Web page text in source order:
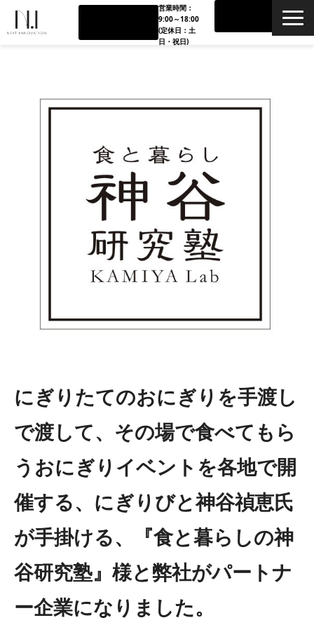
営業時間：
9:00～18:00
(定休日：土
日・祝日)
スポーツ•エンタメ支援
ブランドグロース支援
にぎりたてのおにぎりを手渡し
で渡して、その場で食べてもら
うおにぎりイベントを各地で開
催する、にぎりびと神谷禎恵氏
が手掛ける、『食と暮らしの神
谷研究塾』様と弊社がパートナ
ー企業になりました。